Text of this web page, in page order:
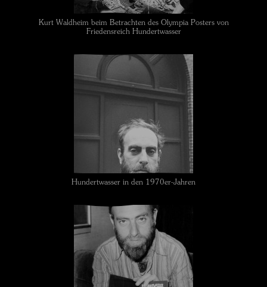
Kurt Waldheim beim Betrachten des Olympia Posters von
Friedensreich Hundertwasser
Hundertwasser in den 1970er-Jahren